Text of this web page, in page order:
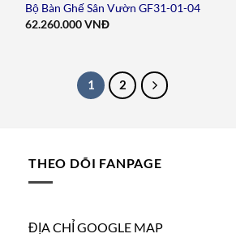
Bộ Bàn Ghế Sân Vườn GF31-01-04
62.260.000VNĐ
1 2
THEO DÕI FANPAGE
ĐỊA CHỈ GOOGLE MAP